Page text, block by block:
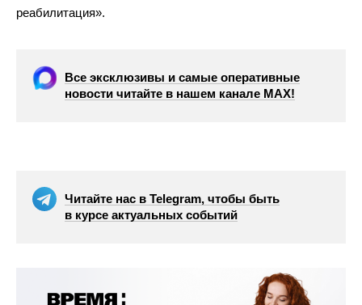
реабилитация».
Все эксклюзивы и самые оперативные
новости читайте в нашем канале МАХ!
Читайте нас в Telegram, чтобы быть
в курсе актуальных событий